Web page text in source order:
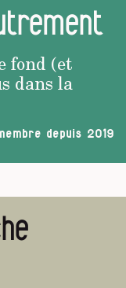
fond (et
dans la
depuis 2019